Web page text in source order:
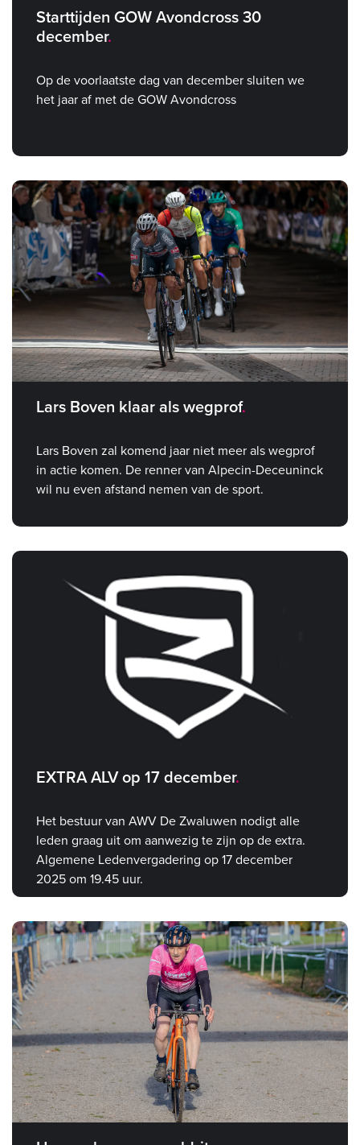
Starttijden GOW Avondcross 30
december
Op de voorlaatste dag van december sluiten we
het jaar af met de GOW Avondcross
Lars Boven klaar als wegprof
Lars Boven zal komend jaar niet meer als wegprof
in actie komen. De renner van Alpecin-Deceuninck
wil nu even afstand nemen van de sport.
EXTRA ALV op 17 december
Het bestuur van AWV De Zwaluwen nodigt alle
leden graag uit om aanwezig te zijn op de extra.
Algemene Ledenvergadering op 17 december
2025 om 19.45 uur.